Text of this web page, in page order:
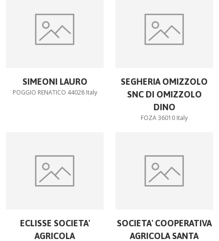
SIMEONI LAURO
POGGIO RENATICO 44028 Italy
SEGHERIA OMIZZOLO
SNC DI OMIZZOLO
DINO
FOZA 36010 Italy
ECLISSE SOCIETA'
AGRICOLA
SOCIETA' COOPERATIVA
AGRICOLA SANTA